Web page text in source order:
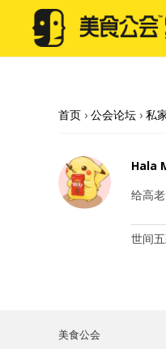
首页 › 公会论坛 › 私
Hala
给高
世间
美食公会